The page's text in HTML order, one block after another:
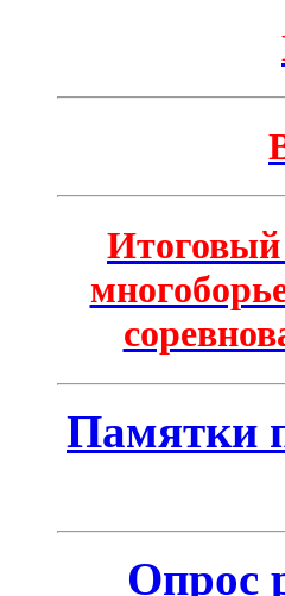
Итоговый
Памятки
Опрос